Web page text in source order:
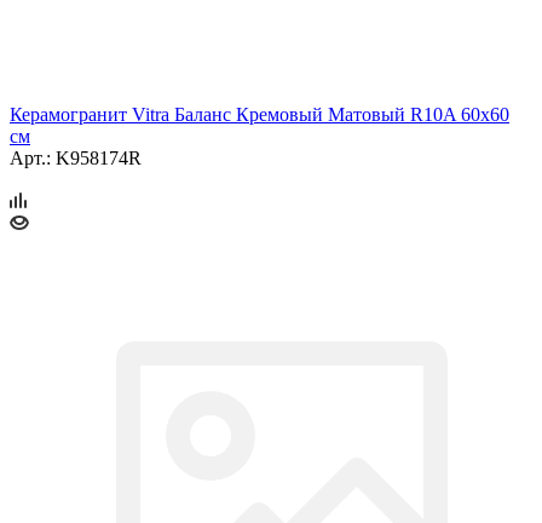
Керамогранит Vitra Баланс Кремовый Матовый R10A 60x60
см
Арт.: K958174R